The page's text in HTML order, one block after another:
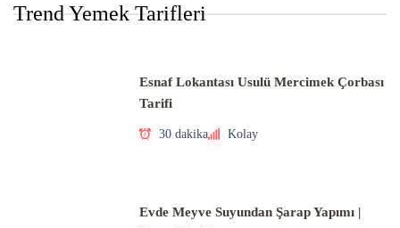
Trend Yemek Tarifleri
Esnaf Lokantası Usulü Mercimek Çorbası
Tarifi
30 dakika Kolay
Evde Meyve Suyundan Şarap Yapımı |